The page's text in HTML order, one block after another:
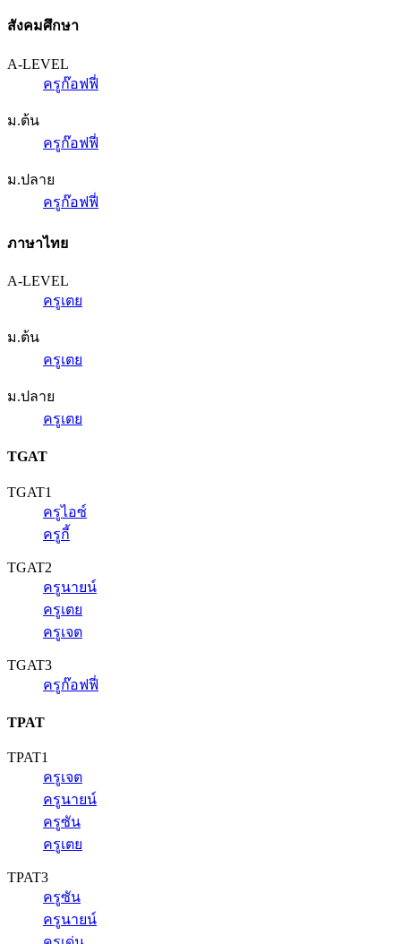
สังคมศึกษา
A-LEVEL
ครูก๊อฟฟี่
ม.ต้น
ครูก๊อฟฟี่
ม.ปลาย
ครูก๊อฟฟี่
ภาษาไทย
A-LEVEL
ครูเตย
ม.ต้น
ครูเตย
ม.ปลาย
ครูเตย
TGAT
TGAT1
ครูไอซ์
ครูกี้
TGAT2
ครูนายน์
ครูเตย
ครูเจต
TGAT3
ครูก๊อฟฟี่
TPAT
TPAT1
ครูเจต
ครูนายน์
ครูซัน
ครูเตย
TPAT3
ครูซัน
ครูนายน์